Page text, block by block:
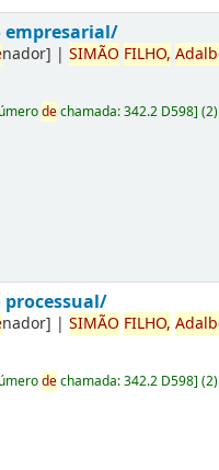
empresarial/
nador] |SIMÃO FILHO,
dechamada:342.2 D598]
processual/
nador] |SIMÃO FILHO,
dechamada:342.2 D598]